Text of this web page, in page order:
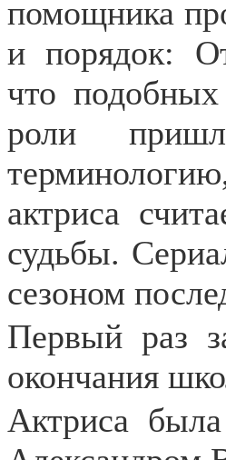
помощника
и порядок:
что
роли
актриса
судьбы.
сезоном
Первый раз
окончания
Актриса